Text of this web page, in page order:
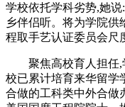
学校依托学科劣势,她
乡伴侣听。将为学院供
程取手艺认证委员会尺
聚焦高校育人担任,
校已累计培育来华留学
合做的工科类中外合做